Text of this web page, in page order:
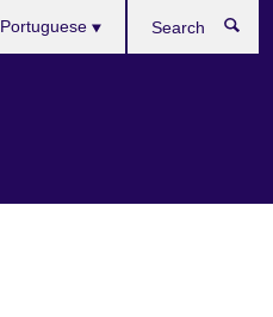
Portuguese